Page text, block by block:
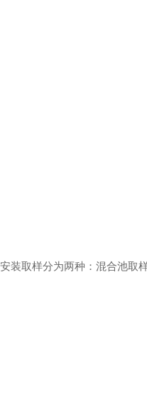
取样分为两种：混合池取